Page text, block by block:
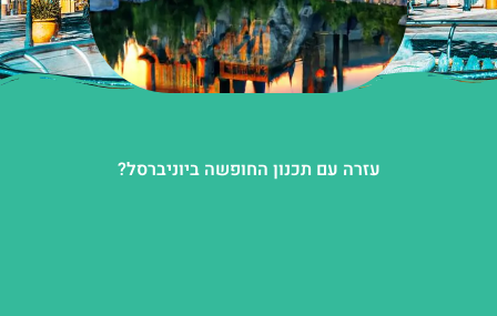
עזרה עם תכנון החופשה ביוניברסל?